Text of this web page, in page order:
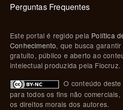
Perguntas Frequentes
Este portal é regido pela Política
Conhecimento, que busca
gratuito, público e aberto ao
intelectual produzida pela Fiocruz.
O conteúdo
para todos os fins não
os direitos morais dos autores.